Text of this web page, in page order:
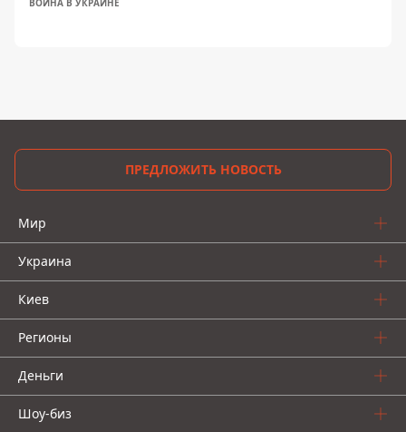
ВОЙНА В УКРАИНЕ
ПРЕДЛОЖИТЬ НОВОСТЬ
Мир
Украина
Киев
Регионы
Деньги
Шоу-биз